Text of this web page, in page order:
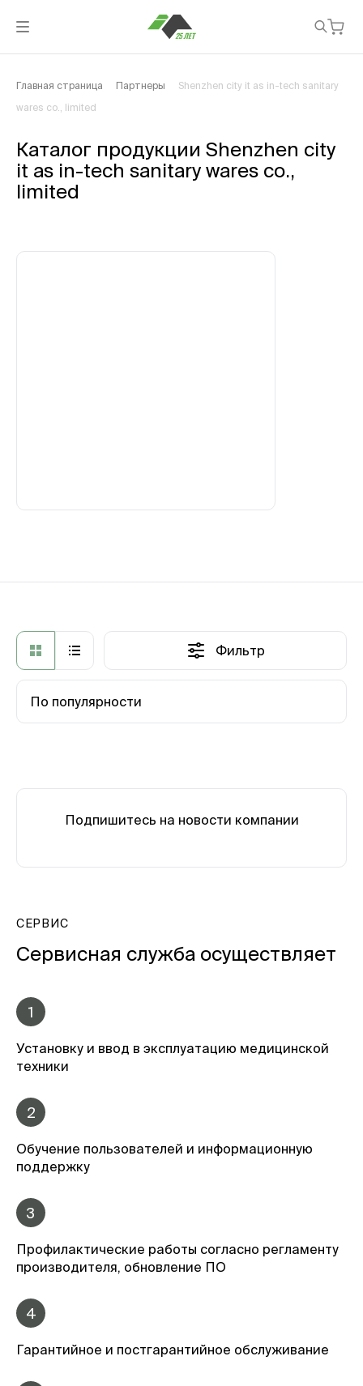
Главная страница Партнеры Shenzhen city it as in-tech sanitary
wares co., limited
Каталог продукции Shenzhen city
it as in-tech sanitary wares co.,
limited
Фильтр
По популярности
Подпишитесь на новости компании
СЕРВИС
Сервисная служба осуществляет
1
Установку и ввод в эксплуатацию медицинской
техники
2
Обучение пользователей и информационную
поддержку
3
Профилактические работы согласно регламенту
производителя, обновление ПО
4
Гарантийное и постгарантийное обслуживание